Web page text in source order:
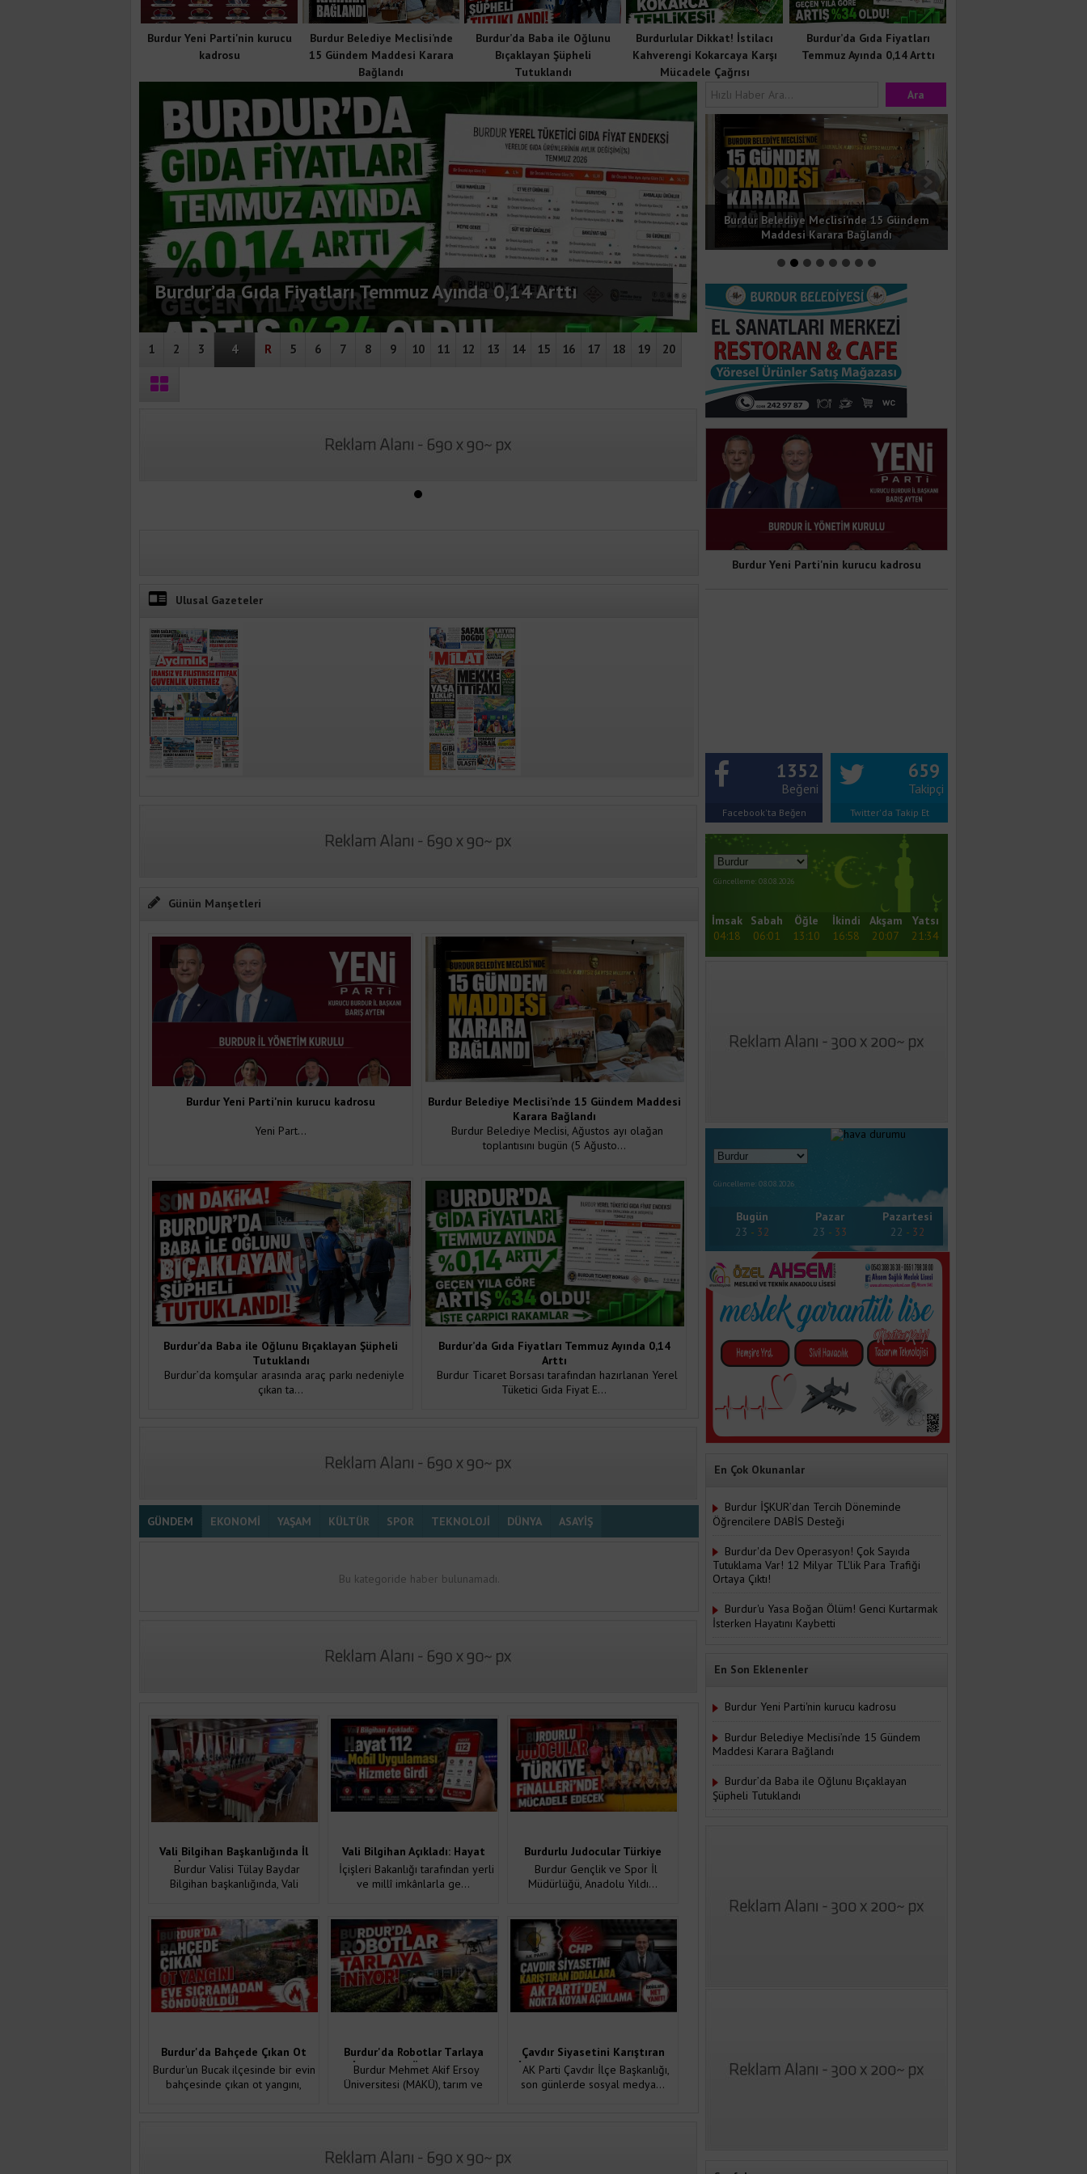
Burdur Yeni Parti'nin kurucu
kadrosu
Burdur Belediye Meclisi’nde
15 Gündem Maddesi Karara
Bağlandı
Burdur’da Baba ile Oğlunu
Bıçaklayan Şüpheli
Tutuklandı
Burdur’da Gıda Fiyatları
Temmuz Ayında 0,14 Arttı
Burdurlular Dikkat! İstilacı
Kahverengi Kokarcaya Karşı
Mücadele Çağrısı
Burdur’da Gıda Fiyatları Temmuz Ayında 0,14 Arttı
1 2 3 4 R 5 6 7 8 9 10 11 12 13 14 15 16 17 18 19 20
Ulusal Gazeteler
Günün Manşetleri
Burdur Yeni Parti'nin kurucu kadrosu
Yeni Part...
Burdur Belediye Meclisi’nde 15 Gündem Maddesi
Karara Bağlandı
Burdur Belediye Meclisi, Ağustos ayı olağan
toplantısını bugün (5 Ağusto...
Burdur’da Baba ile Oğlunu Bıçaklayan Şüpheli
Tutuklandı
Burdur’da komşular arasında araç parkı nedeniyle
çıkan ta...
Burdur’da Gıda Fiyatları Temmuz Ayında 0,14
Arttı
Burdur Ticaret Borsası tarafından hazırlanan Yerel
Tüketici Gıda Fiyat E...
GÜNDEM EKONOMİ YAŞAM KÜLTÜR SPOR TEKNOLOJİ DÜNYA ASAYİŞ
Bu kategoride haber bulunamadı.
Vali Bilgihan Başkanlığında İl
İdare Şube Başkanları
Toplantısı Gerçekleştirildi
Burdur Valisi Tülay Baydar
Bilgihan başkanlığında, Vali
Vali Bilgihan Açıkladı: Hayat
112 Mobil Uygulaması Hizmete
Girdi
İçişleri Bakanlığı tarafından yerli
ve millî imkânlarla ge...
Burdurlu Judocular Türkiye
Finalleri'nde Mücadele Edecek
Burdur Gençlik ve Spor İl
Müdürlüğü, Anadolu Yıldı...
Burdur'da Bahçede Çıkan Ot
Yangını Eve Sıçramadan
Söndürüldü
Burdur'un Bucak ilçesinde bir evin
bahçesinde çıkan ot yangını,
Burdur'da Robotlar Tarlaya
İniyor! MAKÜ Geleceğin
Tarımını Şekillendiriyor
Burdur Mehmet Akif Ersoy
Üniversitesi (MAKÜ), tarım ve
Çavdır Siyasetini Karıştıran
İddialara AK Parti'den Nokta
Koyan Açıklama
AK Parti Çavdır İlçe Başkanlığı,
son günlerde sosyal medya...
Uzman Onbaşı Hikmet Zengin Parkı
Yeni Yüzüyle Hizmete Hazırlanıyor
Burdur Yeni Parti'nin kurucu kadrosu
Burdur Belediye Meclisi’nde 15 Gündem
Maddesi Karara Bağlandı
Burdur’da Baba ile Oğlunu Bıçaklayan
Şüpheli Tutuklandı
Burdur Yeni Parti'nin kurucu kadrosu
1352
Beğeni
Facebook'ta Beğen
659
Takipçi
Twitter'da Takip Et
Güncelleme: 08.08.2026
İmsak
04:18
Sabah
06:01
Öğle
13:10
İkindi
16:58
Akşam
20:07
Yatsı
21:34
Güncelleme: 08.08.2026
Bugün
23 - 32
Pazar
23 - 33
Pazartesi
22 - 32
En Çok Okunanlar
Burdur İŞKUR’dan Tercih Döneminde
Öğrencilere DABİS Desteği
Burdur'da Dev Operasyon! Çok Sayıda
Tutuklama Var! 12 Milyar TL'lik Para Trafiği
Ortaya Çıktı!
Burdur'u Yasa Boğan Ölüm! Genci Kurtarmak
İsterken Hayatını Kaybetti
En Son Eklenenler
Burdur Yeni Parti'nin kurucu kadrosu
Burdur Belediye Meclisi’nde 15 Gündem
Maddesi Karara Bağlandı
Burdur’da Baba ile Oğlunu Bıçaklayan
Şüpheli Tutuklandı